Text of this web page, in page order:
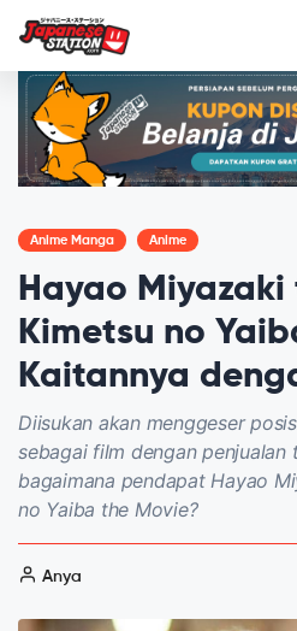
Anime Manga Anime
Hayao
Kimetsu no
Kaitannya
Diisukan akan menggeser
sebagai film dengan
bagaimana pendapat Hayao
no Yaiba the Movie?
Anya